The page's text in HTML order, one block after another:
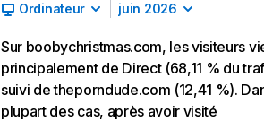
Ordinateur juin 2026
Sur boobychristmas.com, les visiteurs
principalement de Direct (68,11 % du
suivi de theporndude.com (12,41 %).
plupart des cas, après avoir visité